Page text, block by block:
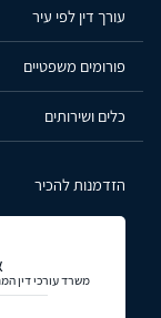
עורך דין לפי עיר
פורומים משפטיים
כלים ושירותים
הזדמנות להכיר
משרד עורכי דין